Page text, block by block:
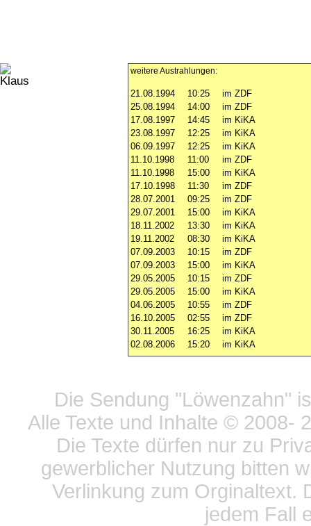
weitere Austrahlungen:
21.08.1994 10:25
im ZDF
25.08.1994
14:00
im ZDF
17.08.1997
14:45
im KiKA
23.08.1997
12:25
im KiKA
06.09.1997
12:25
im KiKA
11.10.1998
11:00
im ZDF
11.10.1998
15:00
im KiKA
17.10.1998
11:30
im ZDF
28.07.2001
09:25
im ZDF
29.07.2001
15:00
im KiKA
18.11.2002
13:30
im KiKA
19.11.2002
08:30
im KiKA
07.09.2003
10:15
im ZDF
07.09.2003
15:00
im KiKA
29.05.2005
10:15
im ZDF
29.05.2005
15:00
im KiKA
04.06.2005
10:55
im ZDF
16.10.2005
02:55
im ZDF
30.11.2005
16:25
im KiKA
02.08.2006
15:20 im KiKA
Die Sendung "Löwenzahn"
Alle Texte und Inhalte © 2008-
Die Texte dürfen nur zu
gewerblicher Nutzung bitten
Verlinkung zum Orginaltext.
jedem Fall